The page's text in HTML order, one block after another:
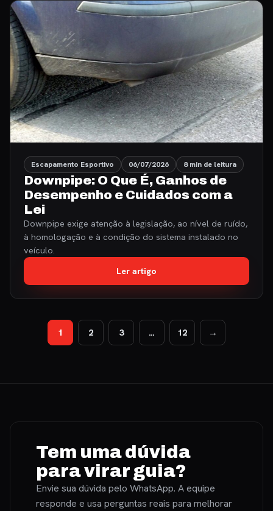
Escapamento Esportivo 06/07/2026 8 min de leitura
Downpipe: O Que É, Ganhos de
Desempenho e Cuidados com a
Lei
Downpipe exige atenção à legislação, ao nível de ruído,
à homologação e à condição do sistema instalado no
veículo.
Ler artigo
1 2 3 … 12 →
Tem uma dúvida
para virar guia?
Envie sua dúvida pelo WhatsApp. A equipe
responde e usa perguntas reais para melhorar